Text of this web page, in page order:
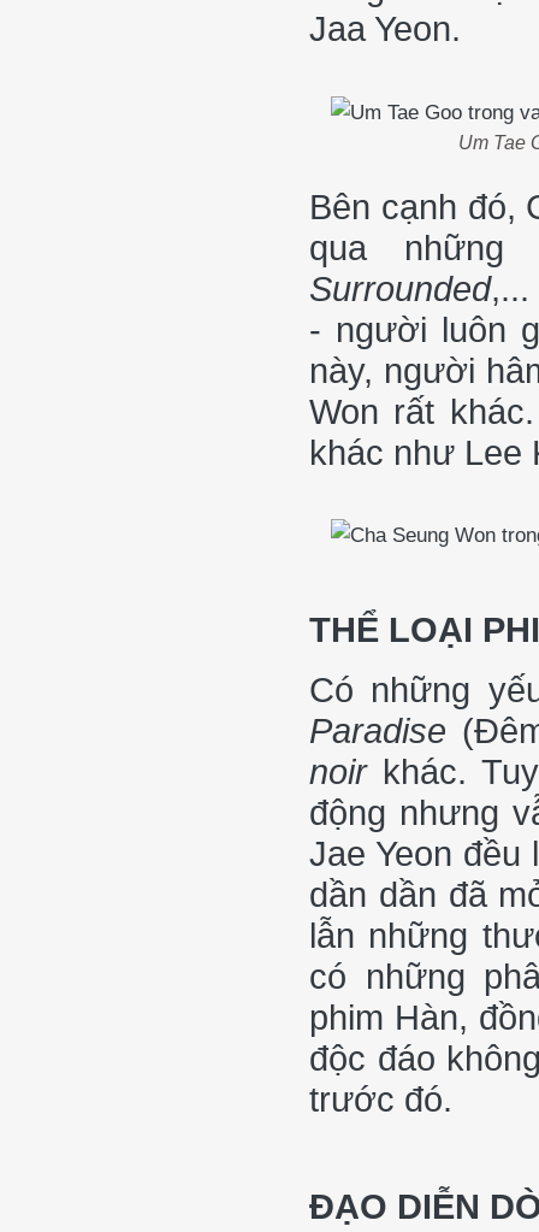
Jaa Yeon.
Um Tae
Bên cạnh đó,
qua
Surrounded,...
- người luôn
này, người
Won rất
khác như Lee
THỂ LOẠI
Có những
Paradise
noirkhác.
động nhưng
Jae Yeon
dần dần đã
lẫn những
có những
phim Hàn,
độc đáo
trước đó.
ĐẠO DIỄN